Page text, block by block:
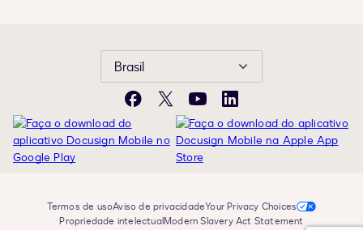
Brasil
Facebook
X YouTubeLinkedIn
Termos de usoAviso de privacidadeYour Privacy Choices
Propriedade intelectualModern Slavery Act Statement